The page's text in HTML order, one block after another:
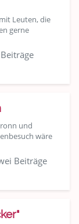
Leuten, die
gerne
und
wäre
Beiträge